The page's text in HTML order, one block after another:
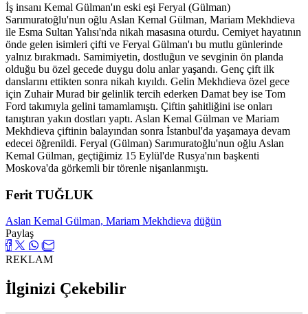
İş insanı Kemal Gülman'ın eski eşi Feryal (Gülman)
Sarımuratoğlu'nun oğlu Aslan Kemal Gülman, Mariam Mekhdieva
ile Esma Sultan Yalısı'nda nikah masasına oturdu. Cemiyet hayatının
önde gelen isimleri çifti ve Feryal Gülman'ı bu mutlu günlerinde
yalnız bırakmadı. Samimiyetin, dostluğun ve sevginin ön planda
olduğu bu özel gecede duygu dolu anlar yaşandı. Genç çift ilk
danslarını ettikten sonra nikah kıyıldı. Gelin Mekhdieva özel gece
için Zuhair Murad bir gelinlik tercih ederken Damat bey ise Tom
Ford takımıyla gelini tamamlamıştı. Çiftin şahitliğini ise onları
tanıştıran yakın dostları yaptı. Aslan Kemal Gülman ve Mariam
Mekhdieva çiftinin balayından sonra İstanbul'da yaşamaya devam
edecei öğrenildi. Feryal (Gülman) Sarımuratoğlu'nun oğlu Aslan
Kemal Gülman, geçtiğimiz 15 Eylül'de Rusya'nın başkenti
Moskova'da görkemli bir törenle nişanlanmıştı.
Ferit TUĞLUK
Aslan Kemal Gülman, Mariam Mekhdieva düğün
Paylaş
REKLAM
İlginizi Çekebilir